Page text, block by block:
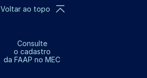
Consulte
o cadastro
da FAAP no MEC
Voltar ao topo